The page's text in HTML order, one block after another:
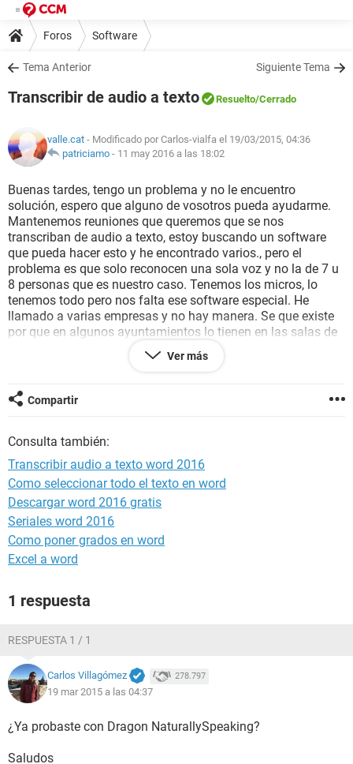
Foros Software
Tema Anterior Siguiente Tema
Transcribir de audio a texto Resuelto/Cerrado
valle.cat - Modificado por Carlos-vialfa el 19/03/2015, 04:36
patriciamo - 11 may 2016 a las 18:02
Buenas tardes, tengo un problema y no le encuentro
solución, espero que alguno de vosotros pueda ayudarme.
Mantenemos reuniones que queremos que se nos
transcriban de audio a texto, estoy buscando un software
que pueda hacer esto y he encontrado varios., pero el
problema es que solo reconocen una sola voz y no la de 7 u
8 personas que es nuestro caso. Tenemos los micros, lo
tenemos todo pero nos falta ese software especial. He
llamado a varias empresas y no hay manera. Se que existe
por que en algunos ayuntamientos lo tienen en las salas de
reuniones, pero tampoco te dicen cual es. ¿Alguien está
familiarizado con este tipo de software? Gracias de
Ver más
Compartir
Consulta también:
Transcribir audio a texto word 2016
Como seleccionar todo el texto en word
Descargar word 2016 gratis
Seriales word 2016
Como poner grados en word
Excel a word
1 respuesta
RESPUESTA 1 / 1
Carlos Villagómez 278.797
19 mar 2015 a las 04:37
¿Ya probaste con Dragon NaturallySpeaking?
Saludos